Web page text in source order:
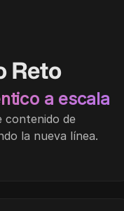
Reto
a escala
contenido de
la nueva línea.